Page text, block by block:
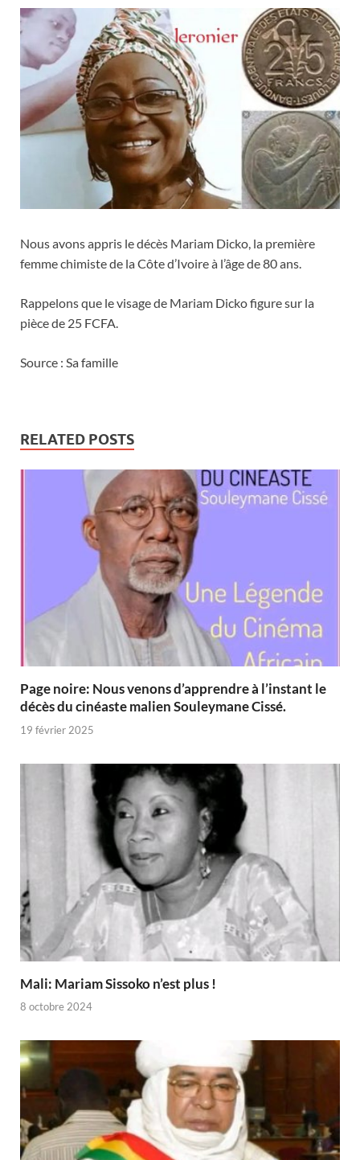
Nous avons appris le décès Mariam Dicko, la première
femme chimiste de la Côte d’Ivoire à l’âge de 80 ans.
Rappelons que le visage de Mariam Dicko figure sur la
pièce de 25 FCFA.
Source : Sa famille
RELATED POSTS
Page noire: Nous venons d’apprendre à l’instant le
décès du cinéaste malien Souleymane Cissé.
19 février 2025
Mali: Mariam Sissoko n’est plus !
8 octobre 2024